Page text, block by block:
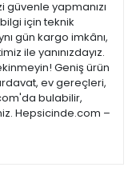
güvenle yapmanızı
için teknik
gün kargo imkânı,
ile yanınızdayız.
Geniş ürün
ev gereçleri,
bulabilir,
Hepsicinde.com –